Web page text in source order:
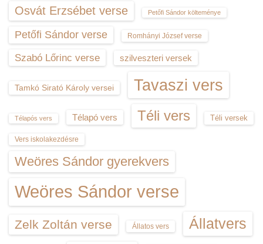
Osvát Erzsébet verse Petőfi Sándor költeménye
Petőfi Sándor verse Romhányi József verse
Szabó Lőrinc verse szilveszteri versek
Tamkó Sirató Károly versei Tavaszi vers
Télapós vers Télapó vers Téli vers Téli versek
Vers iskolakezdésre
Weöres Sándor gyerekvers
Weöres Sándor verse
Zelk Zoltán verse Állatos vers Állatvers